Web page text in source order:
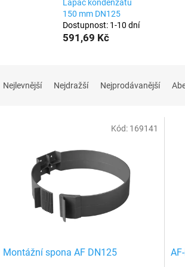
Lapač kondenzátu
150 mm DN125
Dostupnost: 1-10 dní
591,69 Kč
aNejlevnější Nejdražší Nejprodávanější
dMontážní spona AF DN125
Kód: 169141